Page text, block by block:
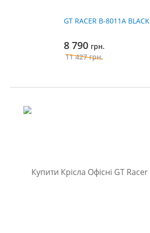
GT RACER B-8011A BLACK
8 790 грн.
11 427грн.